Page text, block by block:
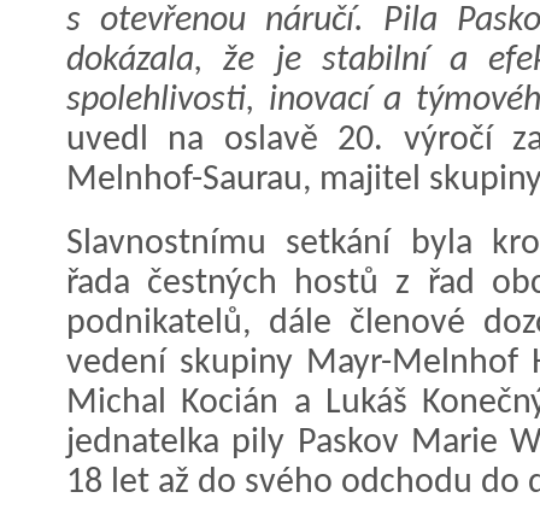
s otevřenou náručí. Pila
dokázala, že je stabilní a
spolehlivosti, inovací a
uvedl na oslavě 20. výročí
Melnhof-Saurau, majitel
Slavnostnímu setkání byla
řada čestných hostů z řad
podnikatelů, dále členové
vedení skupiny Mayr-Melnhof
Michal Kocián a Lukáš
jednatelka pily Paskov Marie
18 let až do svého odchodu do